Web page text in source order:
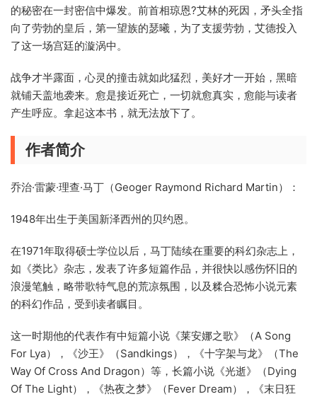
的秘密在一封密信中爆发。前首相琼恩?艾林的死因，矛头全指
向了劳勃的皇后，第一望族的瑟曦，为了支援劳勃，艾德投入
了这一场宫廷的漩涡中。
战争才半露面，心灵的撞击就如此猛烈，美好才一开始，黑暗
就铺天盖地袭来。愈是接近死亡，一切就愈真实，愈能与读者
产生呼应。拿起这本书，就无法放下了。
作者简介
乔治·雷蒙·理查·马丁（Geoger Raymond Richard Martin）：
1948年出生于美国新泽西州的贝约恩。
在1971年取得硕士学位以后，马丁陆续在重要的科幻杂志上，
如《类比》杂志，发表了许多短篇作品，并很快以感伤怀旧的
浪漫笔触，略带歌特气息的荒凉氛围，以及糅合恐怖小说元素
的科幻作品，受到读者瞩目。
这一时期他的代表作有中短篇小说《莱安娜之歌》（A Song
For Lya），《沙王》（Sandkings），《十字架与龙》（The
Way Of Cross And Dragon）等，长篇小说《光逝》（Dying
Of The Light），《热夜之梦》（Fever Dream），《末日狂